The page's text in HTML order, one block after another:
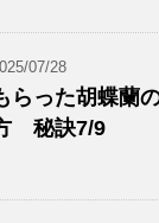
07/28
らった胡蝶蘭
秘訣7/9